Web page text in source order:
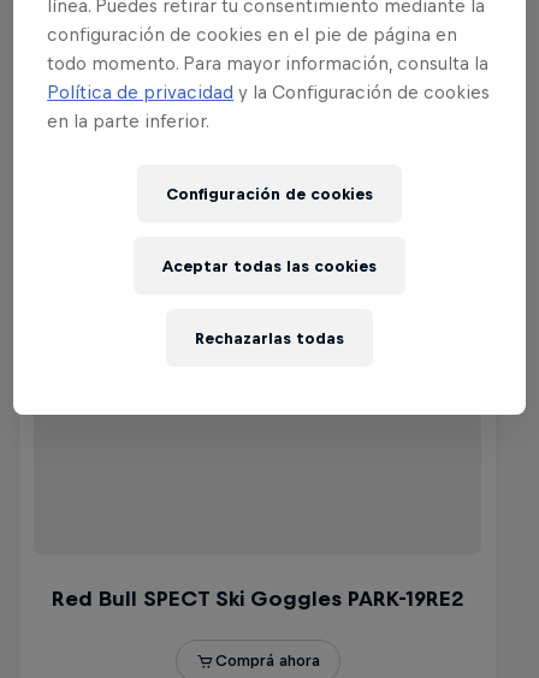
Comprar la colección
línea. Puedes retirar tu consentimiento mediante la
configuración de cookies en el pie de página en
todo momento. Para mayor información, consulta la
Política de privacidad y la Configuración de cookies
en la parte inferior.
Configuración de cookies
Rechazarlas todas
Aceptar todas las cookies